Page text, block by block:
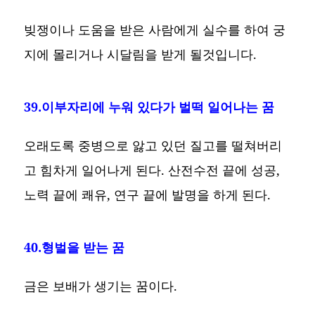
빚쟁이나 도움을 받은 사람에게 실수를 하여 궁
지에 몰리거나 시달림을 받게 될것입니다.
39.이부자리에 누워 있다가 벌떡 일어나는 꿈
오래도록 중병으로 앓고 있던 질고를 떨쳐버리
고 힘차게 일어나게 된다. 산전수전 끝에 성공,
노력 끝에 쾌유, 연구 끝에 발명을 하게 된다.
40.형벌을 받는 꿈
금은 보배가 생기는 꿈이다.